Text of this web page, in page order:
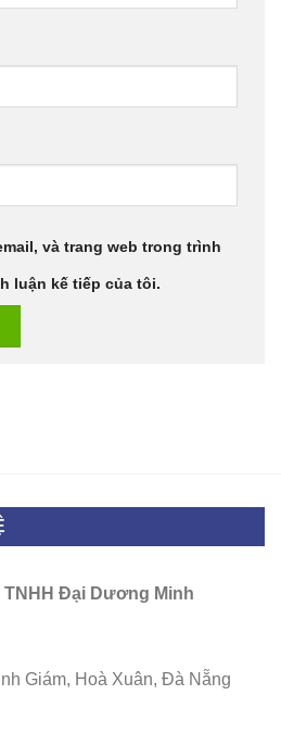
và trang web trong trình
luận kế tiếp của tôi.
Đại Dương Minh
Giám, Hoà Xuân, Đà Nẵng